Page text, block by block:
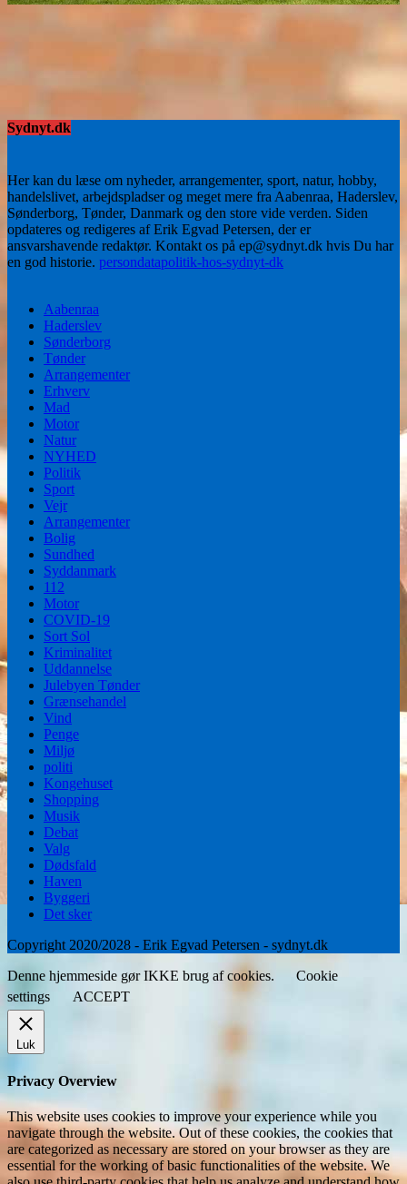
Sydnyt.dk
Her kan du læse om nyheder, arrangementer, sport, natur, hobby,
handelslivet, arbejdspladser og meget mere fra Aabenraa, Haderslev,
Sønderborg, Tønder, Danmark og den store vide verden. Siden
opdateres og redigeres af Erik Egvad Petersen, der er
ansvarshavende redaktør. Kontakt os på ep@sydnyt.dk hvis Du har
en god historie. persondatapolitik-hos-sydnyt-dk
Aabenraa
Haderslev
Sønderborg
Tønder
Arrangementer
Erhverv
Mad
Motor
Natur
NYHED
Politik
Sport
Vejr
Arrangementer
Bolig
Sundhed
Syddanmark
112
Motor
COVID-19
Sort Sol
Kriminalitet
Uddannelse
Julebyen Tønder
Grænsehandel
Vind
Penge
Miljø
politi
Kongehuset
Shopping
Musik
Debat
Valg
Dødsfald
Haven
Byggeri
Det sker
Copyright 2020/2028 - Erik Egvad Petersen - sydnyt.dk
Denne hjemmeside gør IKKE brug af cookies.
Cookie
settings
ACCEPT
Luk
Privacy Overview
This website uses cookies to improve your experience while you
navigate through the website. Out of these cookies, the cookies that
are categorized as necessary are stored on your browser as they are
essential for the working of basic functionalities of the website. We